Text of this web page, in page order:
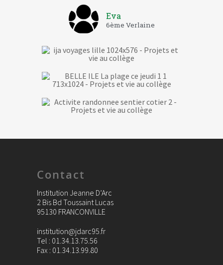
Eva
6ème Verlaine
Contact
Institution Jeanne D’Arc
2 Bis Bd Toussaint Lucas
95130 FRANCONVILLE
institution@jdarc95.fr
Tel : 01.34.13.75.56
Fax : 01.34.13.99.80